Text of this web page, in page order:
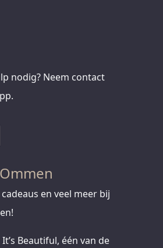
nodig? Neem contact
en veel meer bij
Beautiful, één van de